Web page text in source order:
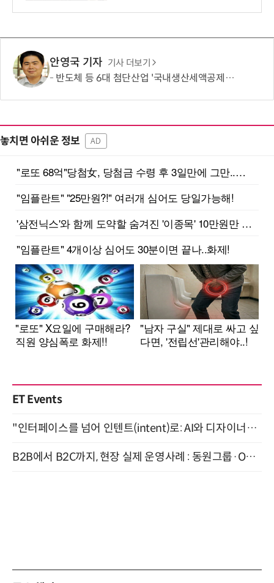
안영국 기자 기사 더보기
반도체 등 6대 첨단산업 '국내생산세액공제' 신설… 지방 생산 시 혜택
놓치면 아쉬운 정보 AD
ET Events
"인터페이스를 넘어 인텐트(intent)로: AI와 디자이너가 함께 만드는 공존의 UX" 강남역 (9/2)
B2B에서 B2C까지, 현장 실제 운영사례 : 동원그룹·OCI·다이닝브랜즈그룹·당근 (8/27)